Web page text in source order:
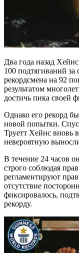
Два года назад
100 подтягиваний
рекордсмена на 92
результатом
достичь пика своей
Однако его рекорд
новой попытки.
Труетт Хейнс вновь
невероятную
В течение 24 часов
строго соблюдая
регламентируют
отсутствие
фиксировалось,
рекорду.